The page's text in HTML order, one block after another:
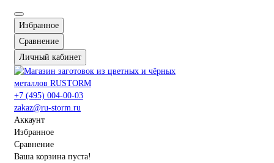
Избранное
Сравнение
Личный кабинет
+7 (495) 004-00-03
zakaz@ru-storm.ru
Аккаунт
Избранное
Сравнение
Ваша корзина пуста!